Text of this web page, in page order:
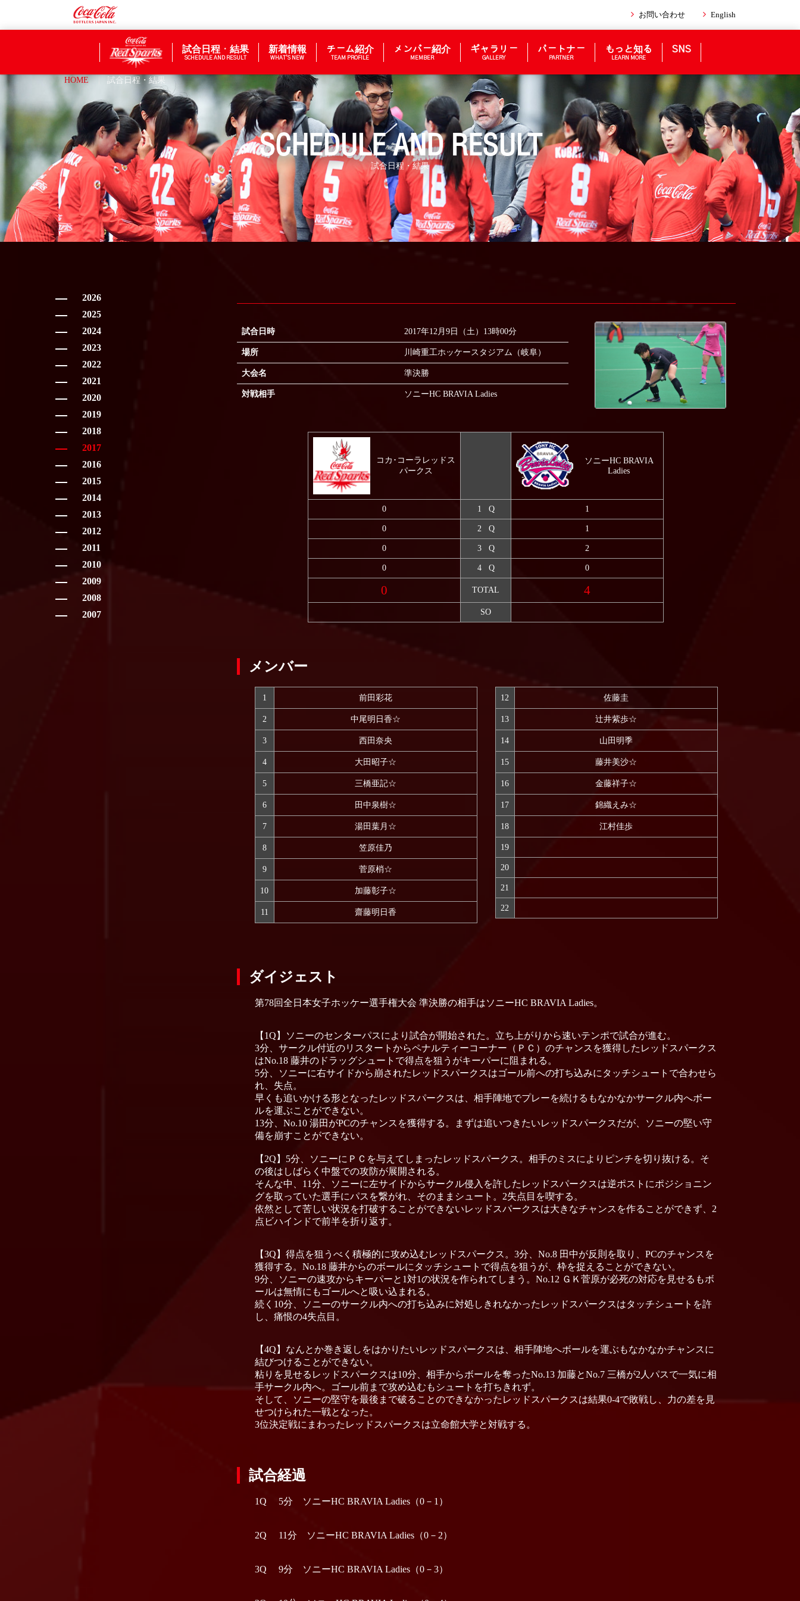
お問い合わせ English
試合日程・結果
SCHEDULE AND RESULT
新着情報
WHAT’S NEW
チーム紹介
TEAM PROFILE
メンバー紹介
MEMBER
ギャラリー
GALLERY
パートナー
PARTNER
もっと知る
LEARN MORE
SNS
HOME 試合日程・結果
SCHEDULE AND RESULT
試合日程・結果
2026
2025
2024
2023
2022
2021
2020
2019
2018
2017
2016
2015
2014
2013
2012
2011
2010
2009
2008
2007
試合日時 2017年12月9日（土）13時00分
場所 川崎重工ホッケースタジアム（岐阜）
大会名 準決勝
対戦相手 ソニーHC BRAVIA Ladies
コカ･コーラレッドス
パークス
ソニーHC BRAVIA
Ladies
0 1 Q 1
0 2 Q 1
0 3 Q 2
0 4 Q 0
0 TOTAL 4
SO
メンバー
1 前田彩花
2 中尾明日香☆
3 西田奈央
4 大田昭子☆
5 三橋亜記☆
6 田中泉樹☆
7 湯田葉月☆
8 笠原佳乃
9 菅原梢☆
10 加藤彰子☆
11 齋藤明日香
12 佐藤圭
13 辻井紫歩☆
14 山田明季
15 藤井美沙☆
16 金藤祥子☆
17 錦織えみ☆
18 江村佳歩
19
20
21
22
ダイジェスト
第78回全日本女子ホッケー選手権大会 準決勝の相手はソニーHC BRAVIA Ladies。
【1Q】ソニーのセンターパスにより試合が開始された。立ち上がりから速いテンポで試合が進む。
3分、サークル付近のリスタートからペナルティーコーナー（ＰＣ）のチャンスを獲得したレッドスパークス
はNo.18 藤井のドラッグシュートで得点を狙うがキーパーに阻まれる。
5分、ソニーに右サイドから崩されたレッドスパークスはゴール前への打ち込みにタッチシュートで合わせら
れ、失点。
早くも追いかける形となったレッドスパークスは、相手陣地でプレーを続けるもなかなかサークル内へボー
ルを運ぶことができない。
13分、No.10 湯田がPCのチャンスを獲得する。まずは追いつきたいレッドスパークスだが、ソニーの堅い守
備を崩すことができない。
【2Q】5分、ソニーにＰＣを与えてしまったレッドスパークス。相手のミスによりピンチを切り抜ける。そ
の後はしばらく中盤での攻防が展開される。
そんな中、11分、ソニーに左サイドからサークル侵入を許したレッドスパークスは逆ポストにポジショニン
グを取っていた選手にパスを繋がれ、そのままシュート。2失点目を喫する。
依然として苦しい状況を打破することができないレッドスパークスは大きなチャンスを作ることができず、2
点ビハインドで前半を折り返す。
【3Q】得点を狙うべく積極的に攻め込むレッドスパークス。3分、No.8 田中が反則を取り、PCのチャンスを
獲得する。No.18 藤井からのボールにタッチシュートで得点を狙うが、枠を捉えることができない。
9分、ソニーの速攻からキーパーと1対1の状況を作られてしまう。No.12 ＧＫ菅原が必死の対応を見せるもボ
ールは無情にもゴールへと吸い込まれる。
続く10分、ソニーのサークル内への打ち込みに対処しきれなかったレッドスパークスはタッチシュートを許
し、痛恨の4失点目。
【4Q】なんとか巻き返しをはかりたいレッドスパークスは、相手陣地へボールを運ぶもなかなかチャンスに
結びつけることができない。
粘りを見せるレッドスパークスは10分、相手からボールを奪ったNo.13 加藤とNo.7 三橋が2人パスで一気に相
手サークル内へ。ゴール前まで攻め込むもシュートを打ちきれず。
そして、ソニーの堅守を最後まで破ることのできなかったレッドスパークスは結果0-4で敗戦し、力の差を見
せつけられた一戦となった。
3位決定戦にまわったレッドスパークスは立命館大学と対戦する。
試合経過
1Q 5分 ソニーHC BRAVIA Ladies（0－1）
2Q 11分 ソニーHC BRAVIA Ladies（0－2）
3Q 9分 ソニーHC BRAVIA Ladies（0－3）